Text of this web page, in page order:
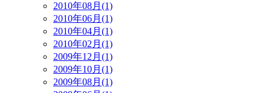
2010年08月(1)
2010年06月(1)
2010年04月(1)
2010年02月(1)
2009年12月(1)
2009年10月(1)
2009年08月(1)